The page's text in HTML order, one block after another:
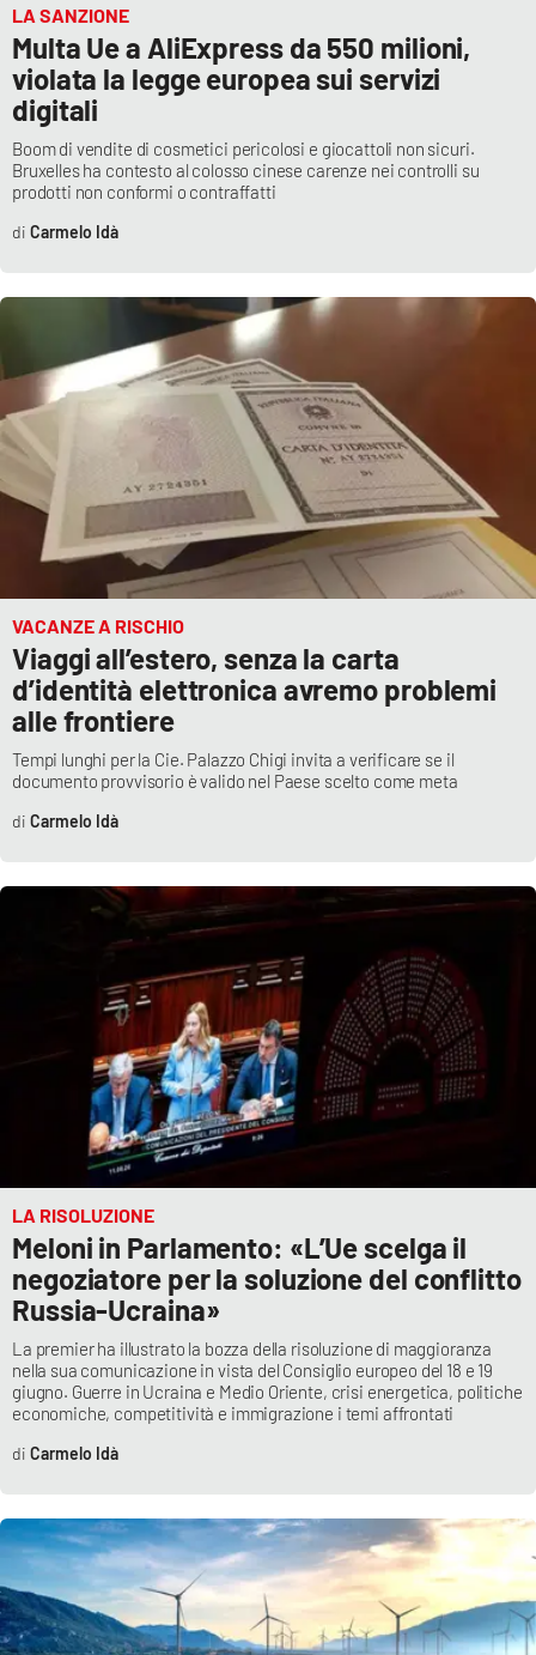
PROGETTI
SPECIALI
Buona Sanità Calabria
LA
CALABRIAVISIONE
Food
LAC
NETWORK
Lacplay.it
Lactv.it
Laconair.it
Lacitymag.it
Lacapitalenews.it
Ilreggino.it
Cosenzachannel.it
Ilvibonese.it
Catanzarochannel.it
Android
Apple
LA SANZIONE
Multa Ue a AliExpress da 550 milioni,
violata la legge europea sui servizi
digitali
Boom di vendite di cosmetici pericolosi e giocattoli non sicuri.
Bruxelles ha contesto al colosso cinese carenze nei controlli su
prodotti non conformi o contraffatti
Carmelo Idà
VACANZE A RISCHIO
Viaggi all’estero, senza la carta
d’identità elettronica avremo problemi
alle frontiere
Tempi lunghi per la Cie. Palazzo Chigi invita a verificare se il
documento provvisorio è valido nel Paese scelto come meta
Carmelo Idà
LA RISOLUZIONE
Meloni in Parlamento: «L’Ue scelga il
negoziatore per la soluzione del conflitto
Russia-Ucraina»
La premier ha illustrato la bozza della risoluzione di maggioranza
nella sua comunicazione in vista del Consiglio europeo del 18 e 19
giugno. Guerre in Ucraina e Medio Oriente, crisi energetica, politiche
economiche, competitività e immigrazione i temi affrontati
Carmelo Idà